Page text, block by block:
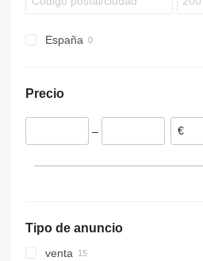
España
Precio
–
Tipo de anuncio
venta